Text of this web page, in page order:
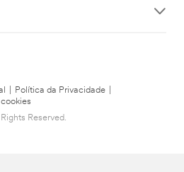
Política da Privacidade
Reserved.